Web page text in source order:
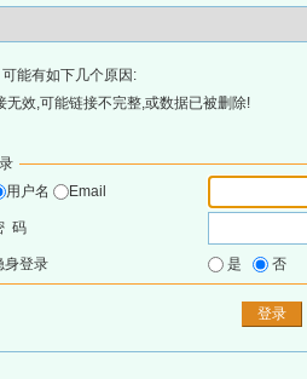
能有如下几个原因:
效,可能链接不完整,或数据已被删除!
用户名
Email
码
身登录 是 否